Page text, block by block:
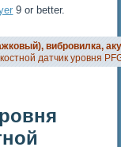
9 or better.
вибровилка,
датчик уровня